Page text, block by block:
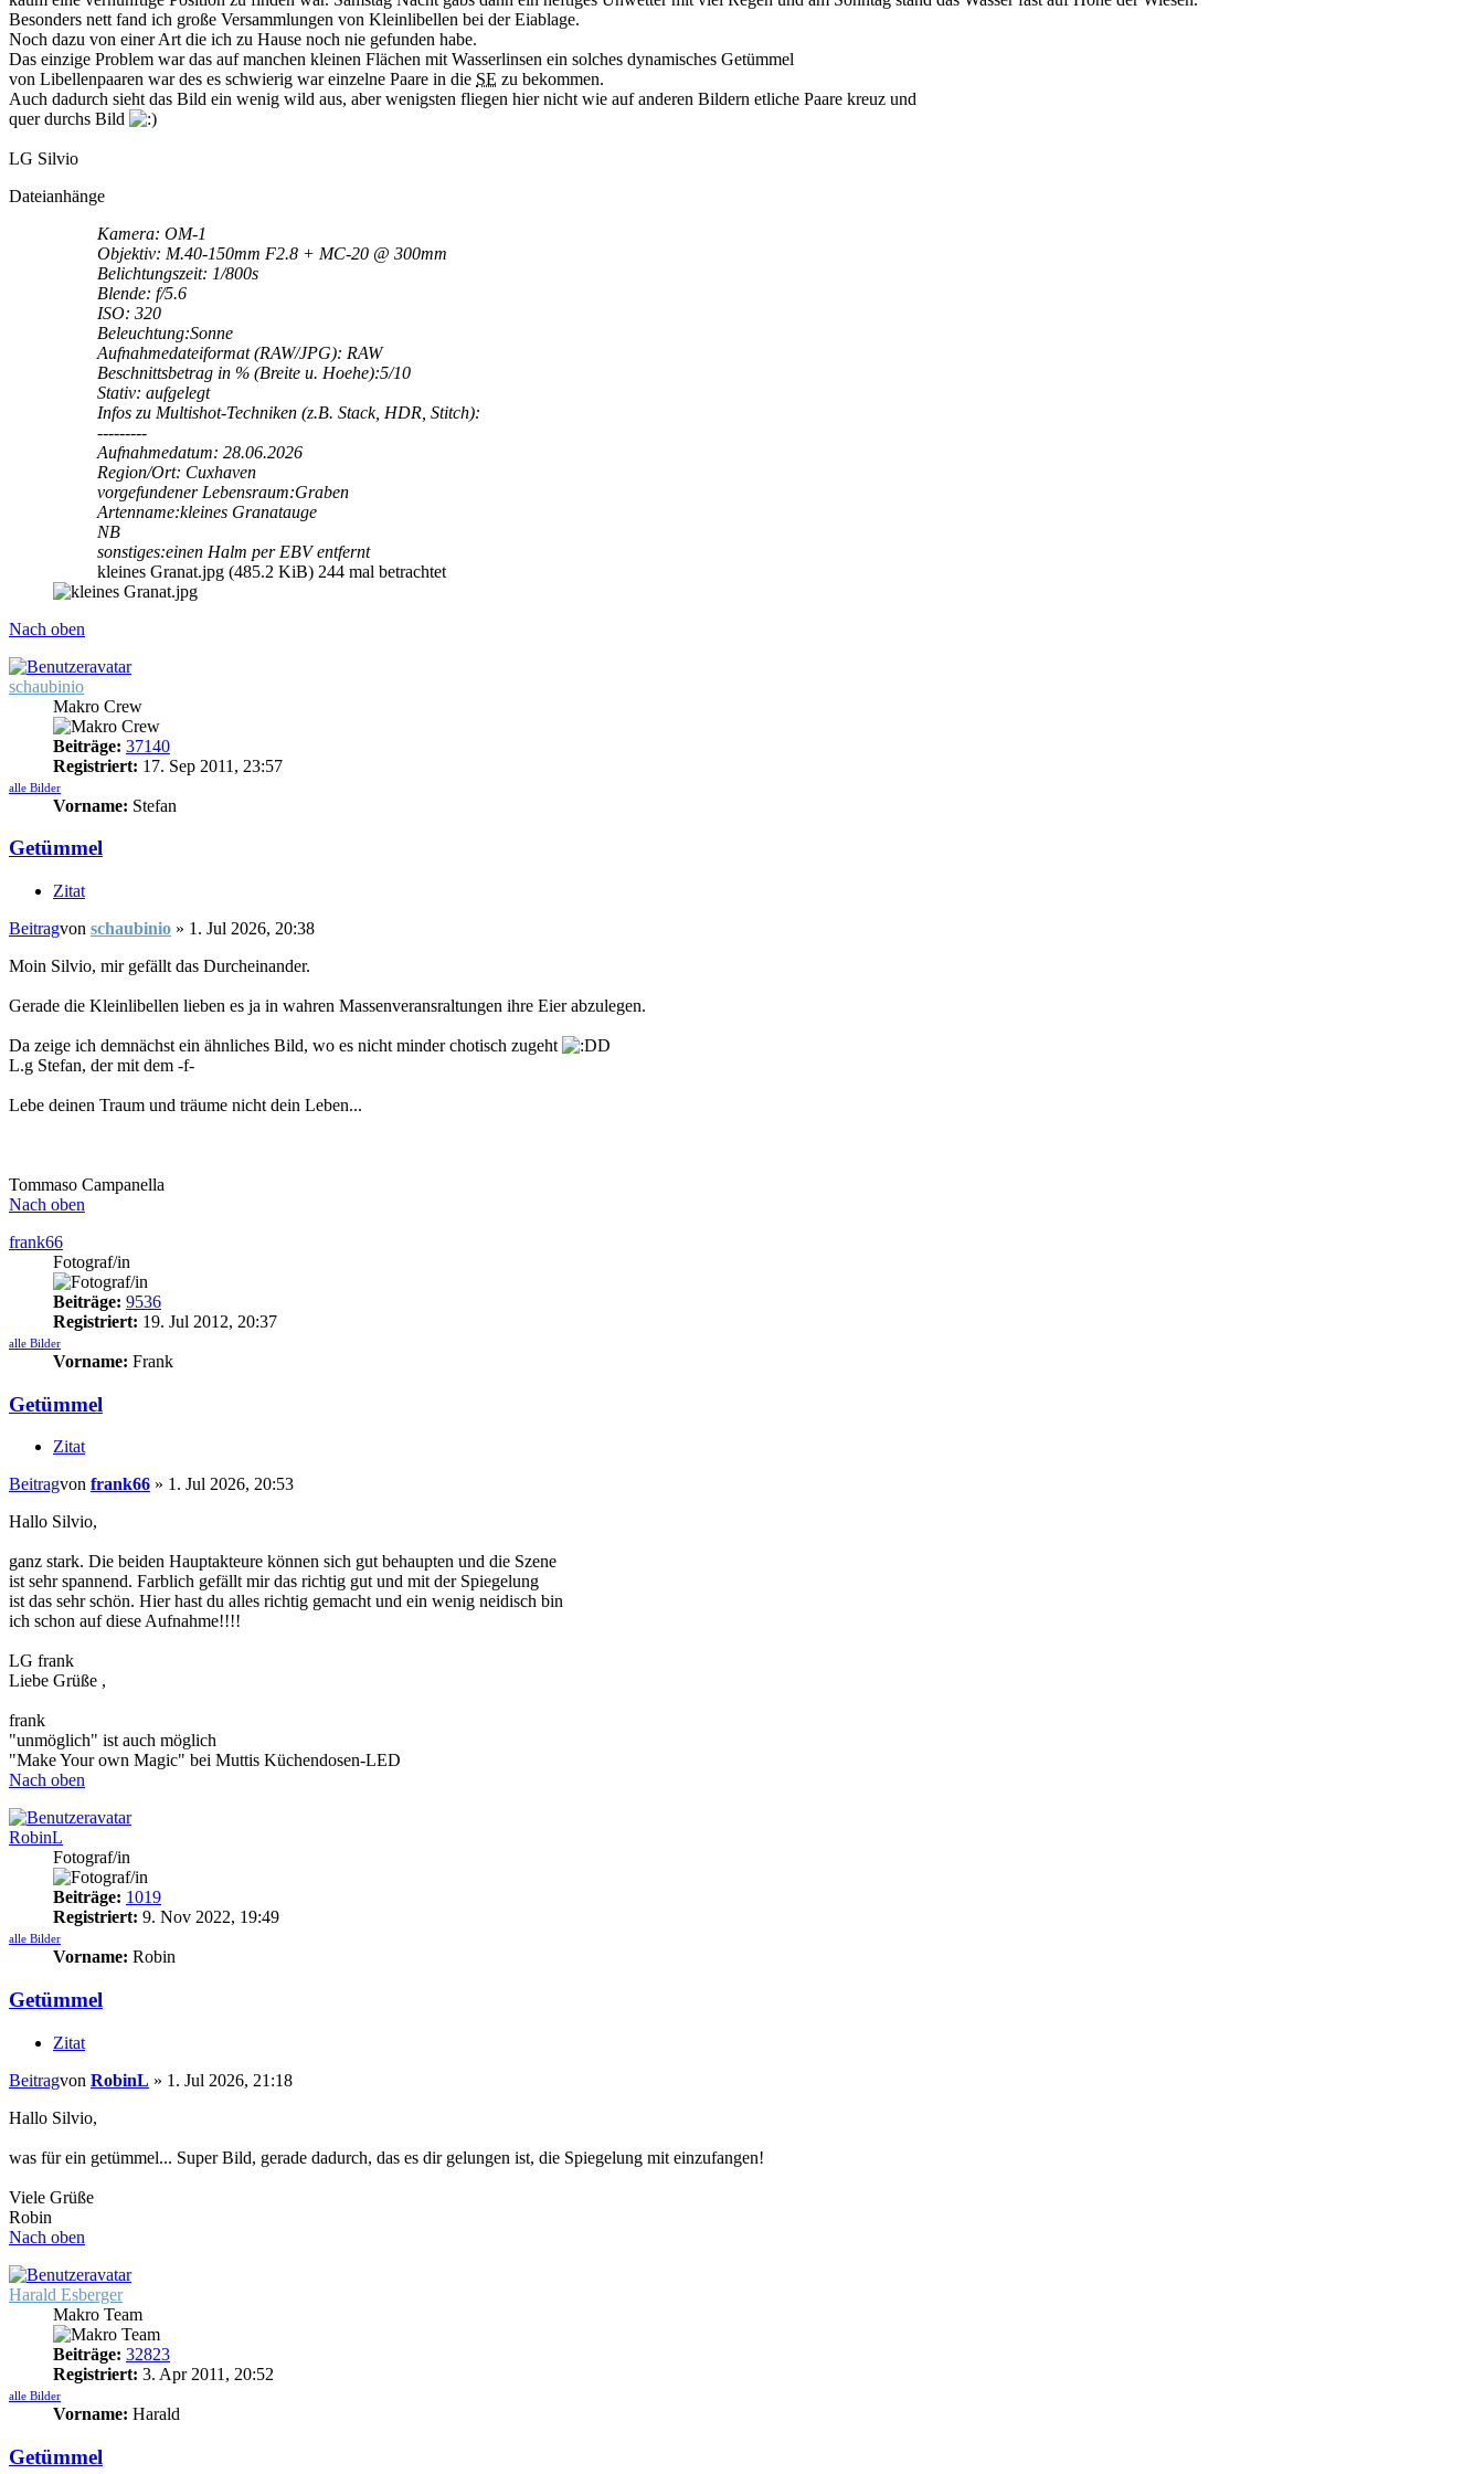
Besonders nett fand ich große Versammlungen von Kleinlibellen bei der Eiablage.
Noch dazu von einer Art die ich zu Hause noch nie gefunden habe.
Das einzige Problem war das auf manchen kleinen Flächen mit Wasserlinsen ein solches dynamisches Getümmel
von Libellenpaaren war des es schwierig war einzelne Paare in die SE zu bekommen.
Auch dadurch sieht das Bild ein wenig wild aus, aber wenigsten fliegen hier nicht wie auf anderen Bildern etliche Paare kreuz und
quer durchs Bild
LG Silvio
Dateianhänge
Kamera: OM-1
Objektiv: M.40-150mm F2.8 + MC-20 @ 300mm
Belichtungszeit: 1/800s
Blende: f/5.6
ISO: 320
Beleuchtung:Sonne
Aufnahmedateiformat (RAW/JPG): RAW
Beschnittsbetrag in % (Breite u. Hoehe):5/10
Stativ: aufgelegt
Infos zu Multishot-Techniken (z.B. Stack, HDR, Stitch):
---------
Aufnahmedatum: 28.06.2026
Region/Ort: Cuxhaven
vorgefundener Lebensraum:Graben
Artenname:kleines Granatauge
NB
sonstiges:einen Halm per EBV entfernt
kleines Granat.jpg (485.2 KiB) 244 mal betrachtet
Nach oben
schaubinio
Makro Crew
Beiträge: 37140
Registriert: 17. Sep 2011, 23:57
alle Bilder
Vorname: Stefan
Getümmel
Zitat
Beitragvon schaubinio » 1. Jul 2026, 20:38
Moin Silvio, mir gefällt das Durcheinander.
Gerade die Kleinlibellen lieben es ja in wahren Massenveransraltungen ihre Eier abzulegen.
Da zeige ich demnächst ein ähnliches Bild, wo es nicht minder chotisch zugeht
L.g Stefan, der mit dem -f-
Lebe deinen Traum und träume nicht dein Leben...
Tommaso Campanella
Nach oben
frank66
Fotograf/in
Beiträge: 9536
Registriert: 19. Jul 2012, 20:37
alle Bilder
Vorname: Frank
Getümmel
Zitat
Beitragvon frank66 » 1. Jul 2026, 20:53
Hallo Silvio,
ganz stark. Die beiden Hauptakteure können sich gut behaupten und die Szene
ist sehr spannend. Farblich gefällt mir das richtig gut und mit der Spiegelung
ist das sehr schön. Hier hast du alles richtig gemacht und ein wenig neidisch bin
ich schon auf diese Aufnahme!!!!
LG frank
Liebe Grüße ,
frank
"unmöglich" ist auch möglich
"Make Your own Magic" bei Muttis Küchendosen-LED
Nach oben
RobinL
Fotograf/in
Beiträge: 1019
Registriert: 9. Nov 2022, 19:49
alle Bilder
Vorname: Robin
Getümmel
Zitat
Beitragvon RobinL » 1. Jul 2026, 21:18
Hallo Silvio,
was für ein getümmel... Super Bild, gerade dadurch, das es dir gelungen ist, die Spiegelung mit einzufangen!
Viele Grüße
Robin
Nach oben
Harald Esberger
Makro Team
Beiträge: 32823
Registriert: 3. Apr 2011, 20:52
alle Bilder
Vorname: Harald
Getümmel